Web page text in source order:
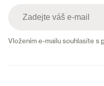
Vložením e-mailu souhlasíte s